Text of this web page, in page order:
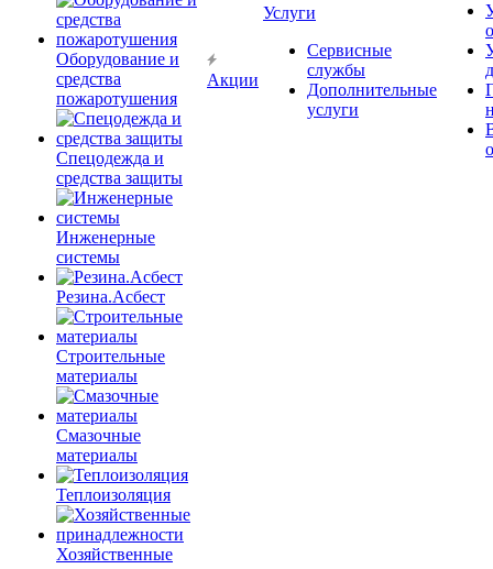
Оборудование и
средства
пожаротушения
Спецодежда и
средства защиты
Инженерные
системы
Резина.Асбест
Строительные
материалы
Смазочные
материалы
Теплоизоляция
Хозяйственные
Акции
Услуги
Сервисные
службы
Дополнительные
услуги